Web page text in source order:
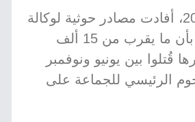
وفي نوفمبر 2021، أفادت مصادر حوثية لوكالة
"فرانس برس"، بأن ما يقرب من 15 ألف
قُتلوا بين يونيو ونوفمبر
الرئيسي للجماعة على